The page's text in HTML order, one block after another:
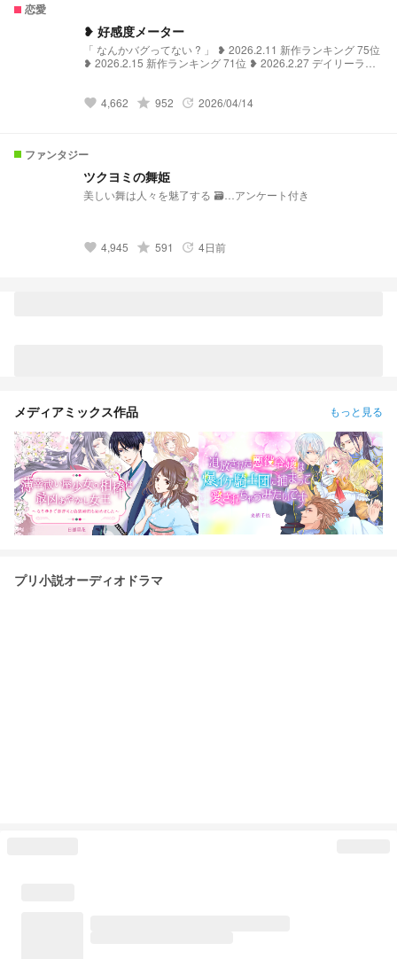
恋愛
❥ 好感度メーター
「 なんかバグってない ? 」 ❥ 2026.2.11 新作ランキング 75位
❥ 2026.2.15 新作ランキング 71位 ❥ 2026.2.27 デイリーラン
位 ❥ 2026.3.9 デイリーランキング 42位 ❥ 2026.3.10 デイリー
favorite 4,662 grade 952 update 2026/04/14
ファンタジー
ツクヨミの舞姫
美しい舞は人々を魅了する 🗃️…アンケート付き
favorite 4,945 grade 591 update 4日前
メディアミックス作品 もっと見る
プリ小説オーディオドラマ